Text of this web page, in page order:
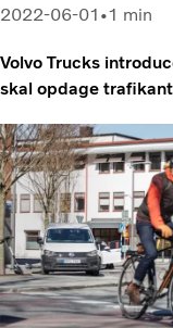
Kontakt os
2022-06-01 1 min
Volvo Trucks
skal opdage